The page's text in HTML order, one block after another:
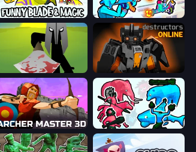
Funny Blade & Magic Gravity Arena Shooter
Kill The Spartan Destructors Online
Archer Master 3D: Castle Defense Funny Battle Simulator 2